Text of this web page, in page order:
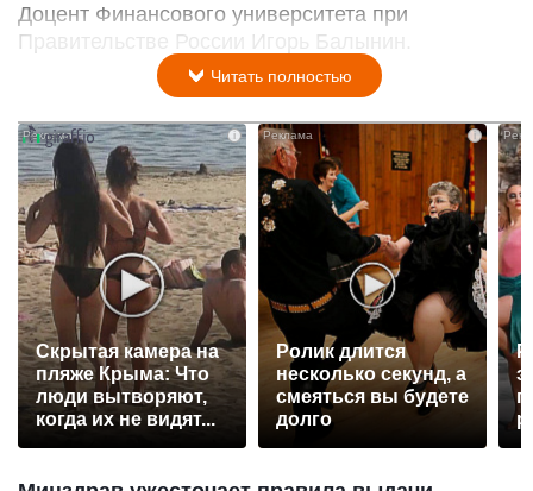
Доцент Финансового университета при
Правительстве России Игорь Балынин.
Читать полностью
i
Скрытая камера на
пляже Крыма: Что
люди вытворяют,
когда их не видят...
Ролик длится
несколько секунд, а
смеяться вы будете
долго